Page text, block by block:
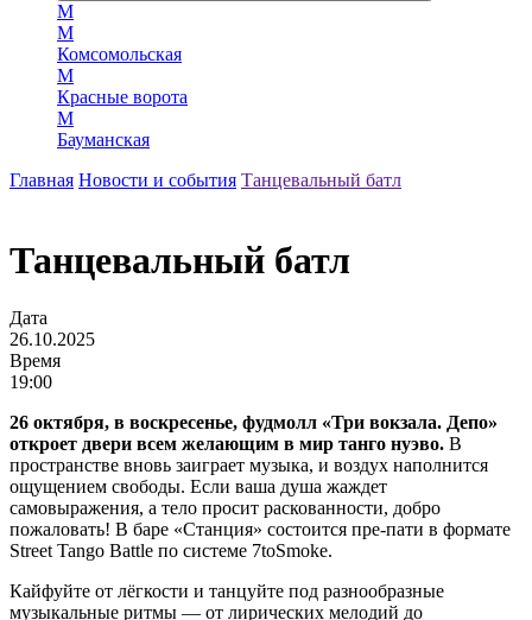
М
М
Комсомольская
М
Красные ворота
М
Бауманская
Главная Новости и события Танцевальный батл
Танцевальный батл
Дата
26.10.2025
Время
19:00
26 октября, в воскресенье, фудмолл «Три вокзала. Депо»
откроет двери всем желающим в мир танго нуэво. В
пространстве вновь заиграет музыка, и воздух наполнится
ощущением свободы. Если ваша душа жаждет
самовыражения, а тело просит раскованности, добро
пожаловать! В баре «Станция» состоится пре-пати в формате
Street Tango Battle по системе 7toSmoke.
Кайфуйте от лёгкости и танцуйте под разнообразные
музыкальные ритмы — от лирических мелодий до